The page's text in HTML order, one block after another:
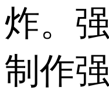
炸。
制作